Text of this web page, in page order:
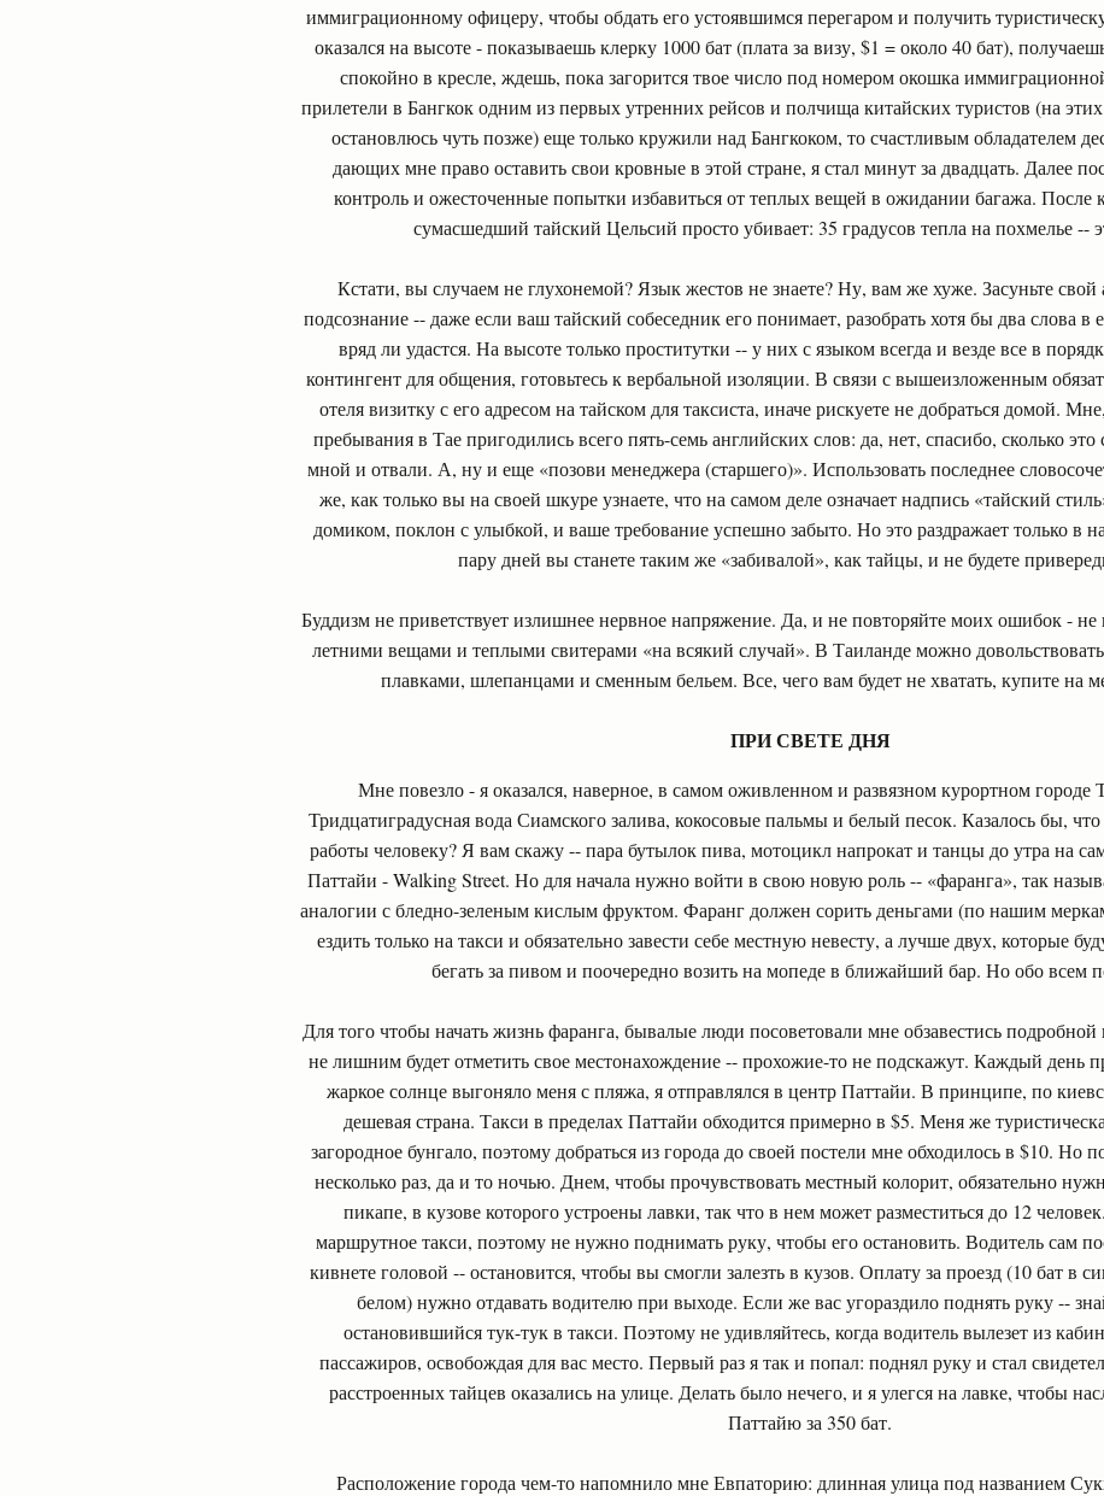
иммиграционному офицеру, чтобы обдать его устоявшимся перегаром и получить
оказался на высоте - показываешь клерку 1000 бат (плата за визу, $1 = около 40 бат),
спокойно в кресле, ждешь, пока загорится твое число под номером окошка
прилетели в Бангкок одним из первых утренних рейсов и полчища китайских туристов (на
остановлюсь чуть позже) еще только кружили над Бангкоком, то счастливым обладателем
дающих мне право оставить свои кровные в этой стране, я стал минут за двадцать. Далее
контроль и ожесточенные попытки избавиться от теплых вещей в ожидании багажа. После
сумасшедший тайский Цельсий просто убивает: 35 градусов тепла на похмелье --
Кстати, вы случаем не глухонемой? Язык жестов не знаете? Ну, вам же хуже. Засуньте свой
подсознание -- даже если ваш тайский собеседник его понимает, разобрать хотя бы два слова
вряд ли удастся. На высоте только проститутки -- у них с языком всегда и везде все в
контингент для общения, готовьтесь к вербальной изоляции. В связи с вышеизложенным
отеля визитку с его адресом на тайском для таксиста, иначе рискуете не добраться домой.
пребывания в Тае пригодились всего пять-семь английских слов: да, нет, спасибо, сколько
мной и отвали. А, ну и еще «позови менеджера (старшего)». Использовать последнее
же, как только вы на своей шкуре узнаете, что на самом деле означает надпись «тайский
домиком, поклон с улыбкой, и ваше требование успешно забыто. Но это раздражает только в
пару дней вы станете таким же «забивалой», как тайцы, и не будете
Буддизм не приветствует излишнее нервное напряжение. Да, и не повторяйте моих ошибок -
летними вещами и теплыми свитерами «на всякий случай». В Таиланде можно
плавками, шлепанцами и сменным бельем. Все, чего вам будет не хватать, купите на
ПРИ СВЕТЕ ДНЯ
Мне повезло - я оказался, наверное, в самом оживленном и развязном курортном городе
Тридцатиградусная вода Сиамского залива, кокосовые пальмы и белый песок. Казалось бы,
работы человеку? Я вам скажу -- пара бутылок пива, мотоцикл напрокат и танцы до утра на
Паттайи - Walking Street. Но для начала нужно войти в свою новую роль -- «фаранга», так
аналогии с бледно-зеленым кислым фруктом. Фаранг должен сорить деньгами (по нашим
ездить только на такси и обязательно завести себе местную невесту, а лучше двух, которые
бегать за пивом и поочередно возить на мопеде в ближайший бар. Но обо всем
Для того чтобы начать жизнь фаранга, бывалые люди посоветовали мне обзавестись подробной
не лишним будет отметить свое местонахождение -- прохожие-то не подскажут. Каждый день
жаркое солнце выгоняло меня с пляжа, я отправлялся в центр Паттайи. В принципе, по
дешевая страна. Такси в пределах Паттайи обходится примерно в $5. Меня же
загородное бунгало, поэтому добраться из города до своей постели мне обходилось в $10. Но
несколько раз, да и то ночью. Днем, чтобы прочувствовать местный колорит, обязательно
пикапе, в кузове которого устроены лавки, так что в нем может разместиться до 12
маршрутное такси, поэтому не нужно поднимать руку, чтобы его остановить. Водитель сам
кивнете головой -- остановится, чтобы вы смогли залезть в кузов. Оплату за проезд (10 бат в
белом) нужно отдавать водителю при выходе. Если же вас угораздило поднять руку --
остановившийся тук-тук в такси. Поэтому не удивляйтесь, когда водитель вылезет из
пассажиров, освобождая для вас место. Первый раз я так и попал: поднял руку и стал
расстроенных тайцев оказались на улице. Делать было нечего, и я улегся на лавке, чтобы
Паттайю за 350 бат.
Расположение города чем-то напомнило мне Евпаторию: длинная улица под названием